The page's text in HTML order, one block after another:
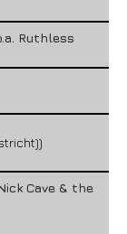
Ruthless
Cave & the